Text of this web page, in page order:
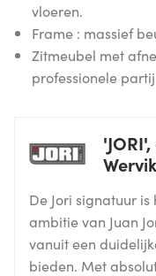
vloeren.
Frame : massief
Zitmeubel met
professionele
De Jori signatuur
ambitie van Juan
vanuit een
bieden. Met